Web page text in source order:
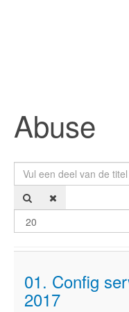
Abuse
Vul een deel van de titel
01. Config
2017